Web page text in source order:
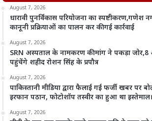
August 7, 2026
धारावी पुनर्विकास परियोजना का स्पष्टीकरण,गणेश
कानूनी प्रक्रियाओं का पालन कर की गई कार्रवाई
August 7, 2026
SRN अस्पताल के नामकरण की मांग ने पकड़ा
पहुंचेंगे शहीद रोशन सिंह के प्रपौत्र
August 7, 2026
पाकिस्तानी मीडिया द्वारा फैलाई गई फर्जी खबर पर
इरफान पठान, फोटोशॉप तस्वीर का हुआ था इस्तेमाल।
August 7, 2026